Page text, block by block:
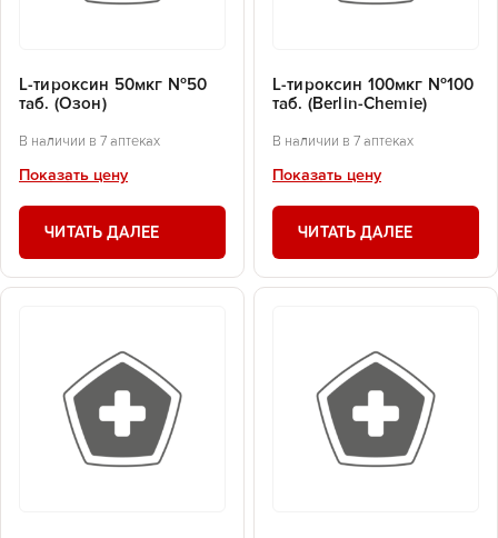
L-тироксин 50мкг №50
таб. (Озон)
В наличии в 7 аптеках
Показать цену
ЧИТАТЬ ДАЛЕЕ
L-тироксин 100мкг №100
таб. (Berlin-Chemie)
В наличии в 7 аптеках
Показать цену
ЧИТАТЬ ДАЛЕЕ